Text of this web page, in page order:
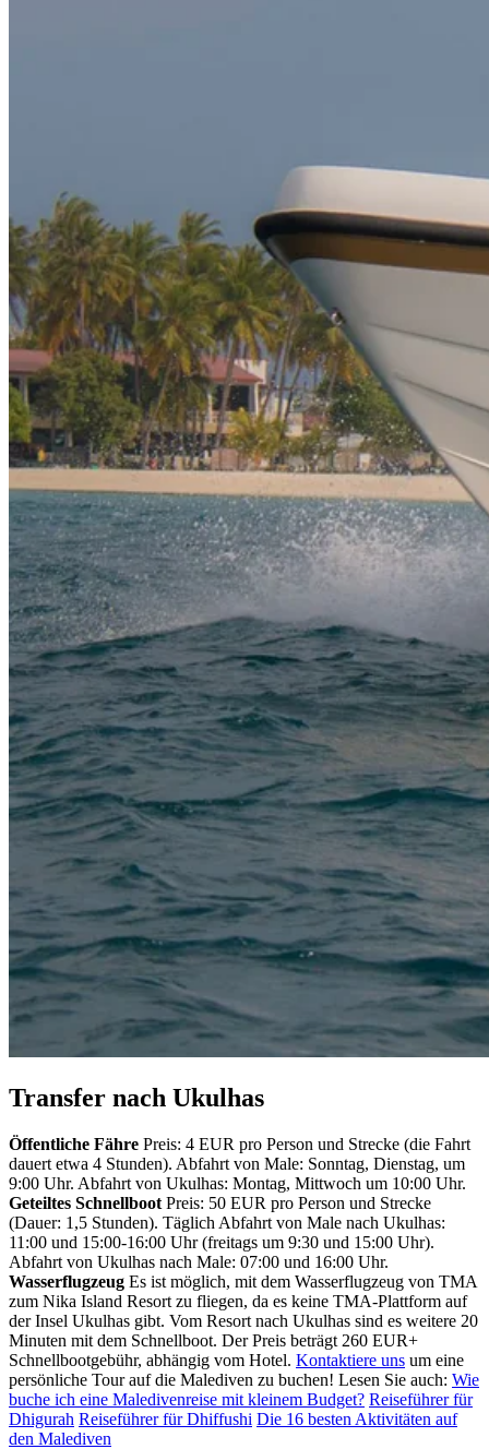
Transfer nach Ukulhas
Öffentliche Fähre Preis: 4 EUR pro Person und Strecke (die Fahrt
dauert etwa 4 Stunden). Abfahrt von Male: Sonntag, Dienstag, um
9:00 Uhr. Abfahrt von Ukulhas: Montag, Mittwoch um 10:00 Uhr.
Geteiltes Schnellboot Preis: 50 EUR pro Person und Strecke
(Dauer: 1,5 Stunden). Täglich Abfahrt von Male nach Ukulhas:
11:00 und 15:00-16:00 Uhr (freitags um 9:30 und 15:00 Uhr).
Abfahrt von Ukulhas nach Male: 07:00 und 16:00 Uhr.
Wasserflugzeug Es ist möglich, mit dem Wasserflugzeug von TMA
zum Nika Island Resort zu fliegen, da es keine TMA-Plattform auf
der Insel Ukulhas gibt. Vom Resort nach Ukulhas sind es weitere 20
Minuten mit dem Schnellboot. Der Preis beträgt 260 EUR+
Schnellbootgebühr, abhängig vom Hotel. Kontaktiere uns um eine
persönliche Tour auf die Malediven zu buchen! Lesen Sie auch: Wie
buche ich eine Maledivenreise mit kleinem Budget? Reiseführer für
Dhigurah Reiseführer für Dhiffushi Die 16 besten Aktivitäten auf
den Malediven